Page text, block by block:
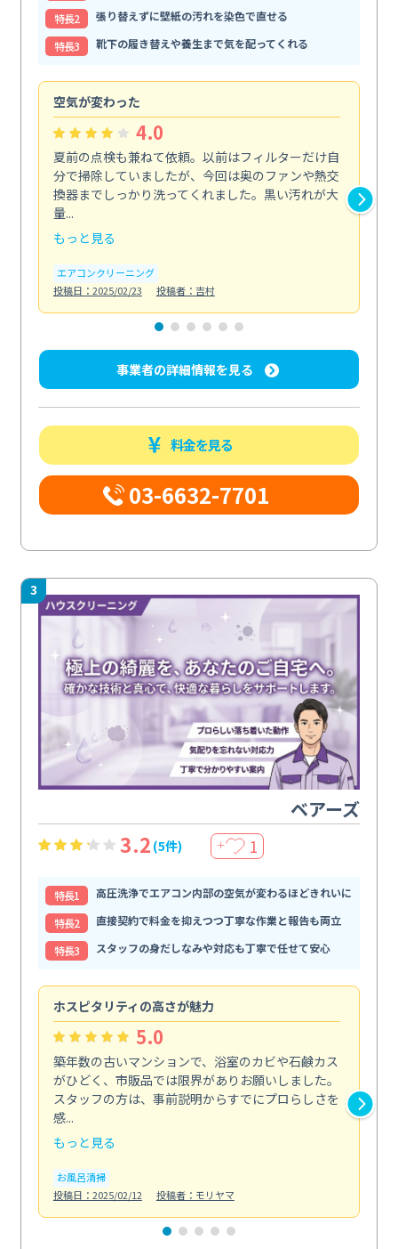
特⻑2
張り替えずに壁紙の汚れを染色で直せる
特⻑3
靴下の履き替えや養生まで気を配ってくれる
空気が変わった
4.0
夏前の点検も兼ねて依頼。以前はフィルターだけ自
分で掃除していましたが、今回は奥のファンや熱交
換器までしっかり洗ってくれました。黒い汚れが大
量...
もっと見る
エアコンクリーニング
投稿日：2025/02/23
投稿者：吉村
事業者の詳細情報を見る
料金を見る
03-6632-7701
3
ベアーズ
3.2 (5件) ＋ 1
特⻑1
高圧洗浄でエアコン内部の空気が変わるほどきれいに
特⻑2
直接契約で料金を抑えつつ丁寧な作業と報告も両立
特⻑3
スタッフの身だしなみや対応も丁寧で任せて安心
ホスピタリティの高さが魅力
5.0
築年数の古いマンションで、浴室のカビや石鹸カス
がひどく、市販品では限界がありお願いしました。
スタッフの方は、事前説明からすでにプロらしさを
感...
もっと見る
お風呂清掃
投稿日：2025/02/12
投稿者：モリヤマ